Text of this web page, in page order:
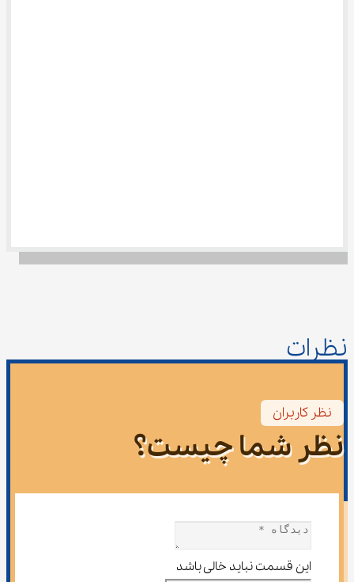
نظرات
نظر کاربران
نظر شما چیست؟
این قسمت نباید خالی باشد